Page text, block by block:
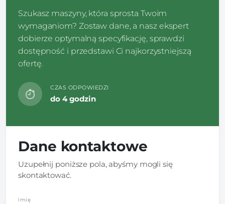
Szukasz maszyny, która sprosta Twoim
wymaganiom? Zostaw dane, a nasz ekspert
dobierze optymalną specyfikację, sprawdzi
dostępność i przedstawi Ci najkorzystniejszą
ofertę.
CZAS ODPOWIEDZI
do 4 godzin
Dane kontaktowe
Uzupełnij poniższe pola, abyśmy mogli się
skontaktować.
Imię